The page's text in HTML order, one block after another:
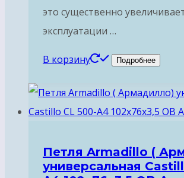
это существенно
эксплуатации …
В корзину Подробнее
Петля Armadillo (
универсальная